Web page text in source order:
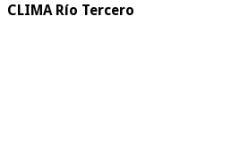
CLIMA Río Tercero